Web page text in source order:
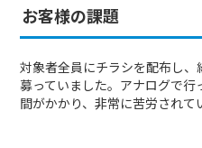
お客様の課題
対象者全員にチラシを配布し
募っていました。アナログで
間がかかり、非常に苦労されて